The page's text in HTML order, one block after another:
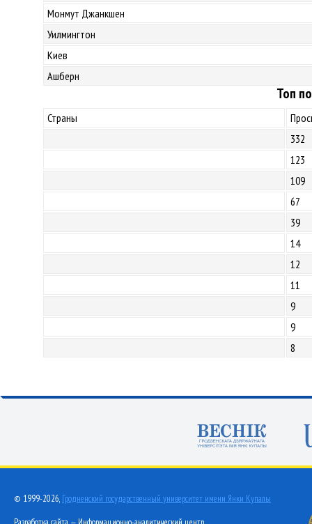
Монмут Джанкшен
Уилмингтон
Киев
Ашберн
Топ
Страны
332
123
109
67
39
14
12
11
9
9
8
© 1999-2026, Гродненский государственный университет имени Янки Купалы